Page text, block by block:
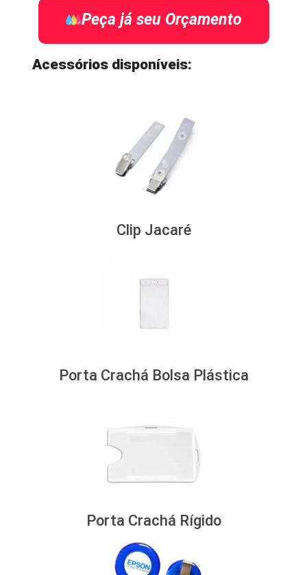
Peça já seu Orçamento
Acessórios disponíveis:
Clip Jacaré
Porta Crachá Bolsa Plástica
Porta Crachá Rígido